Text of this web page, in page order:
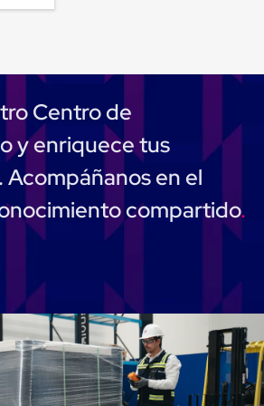
Slip
Plastico
Slip
Sheet
de
Carton
Centro de
y enriquece tus
Acompáñanos en el
compartido